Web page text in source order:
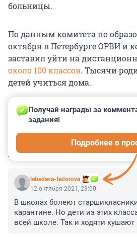
больницы.
По данным комитета по
октября в Петербурге ОРВИ и
заставил уйти на
около 100 классов. Тысячи
детей учиться дома.
КОММЕНТАРИИ 35
lebedeva-fedorova
Получай награды за
задания!
Подробнее в
12 октября 2021, 23:00
В школах болеют
карантине. Но дети из этих
всей школе. Так и ходяти кушают